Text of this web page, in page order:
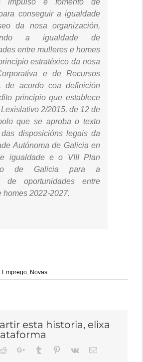
impulso e fomento de
conseguir a igualdade
da nosa organización,
a igualdade de
entre mulleres e homes
estratéxico da nosa
e de Recursos
de acordo coa definición
principio que establece
2/2015, de 12 de
que se aproba o texto
disposicións legais da
Autónoma de Galicia en
igualdade e o VIII Plan
de Galicia para a
de oportunidades entre
homes 2022-2027.
Emprego, Novas
esta historia, elixa
RedditGoogle+Tumblr Pinterest
Vk Email